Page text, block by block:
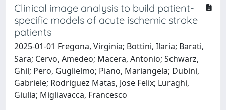
Clinical image analysis to build patient-
specific models of acute ischemic stroke
patients
2025-01-01 Fregona, Virginia; Bottini, Ilaria; Barati,
Sara; Cervo, Amedeo; Macera, Antonio; Schwarz,
Ghil; Pero, Guglielmo; Piano, Mariangela; Dubini,
Gabriele; Rodriguez Matas, Jose Felix; Luraghi,
Giulia; Migliavacca, Francesco